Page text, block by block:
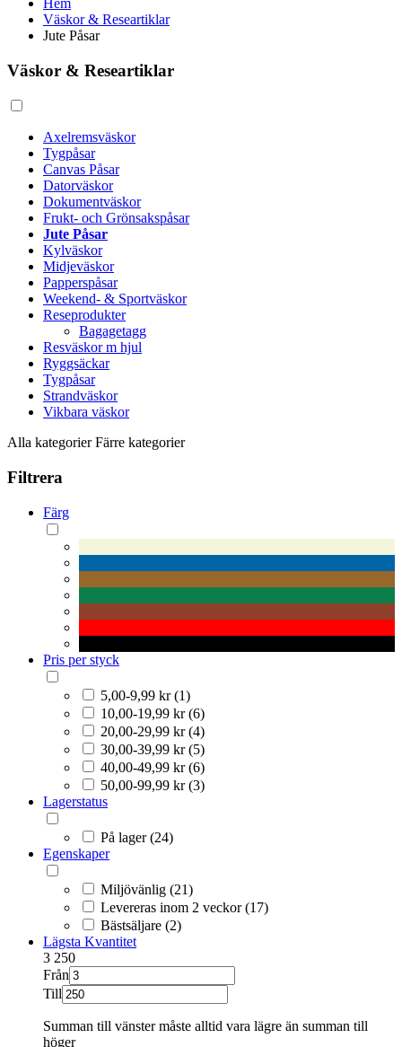
Hem
Väskor & Researtiklar
Jute Påsar
Väskor & Researtiklar
Axelremsväskor
Tygpåsar
Canvas Påsar
Datorväskor
Dokumentväskor
Frukt- och Grönsakspåsar
Jute Påsar
Kylväskor
Midjeväskor
Papperspåsar
Weekend- & Sportväskor
Reseprodukter
Bagagetagg
Resväskor m hjul
Ryggsäckar
Tygpåsar
Strandväskor
Vikbara väskor
Alla kategorier Färre kategorier
Filtrera
Färg
Pris per styck
5,00-9,99 kr (1)
10,00-19,99 kr (6)
20,00-29,99 kr (4)
30,00-39,99 kr (5)
40,00-49,99 kr (6)
50,00-99,99 kr (3)
Lagerstatus
På lager (24)
Egenskaper
Miljövänlig (21)
Levereras inom 2 veckor (17)
Bästsäljare (2)
Lägsta Kvantitet
3 250
Från
Till
Summan till vänster måste alltid vara lägre än summan till
höger